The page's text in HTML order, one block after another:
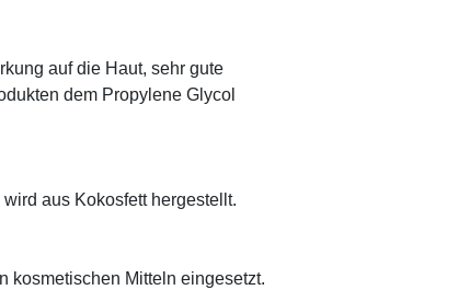
auf die Haut, sehr gute
dem Propylene Glycol
aus Kokosfett hergestellt.
kosmetischen Mitteln eingesetzt.